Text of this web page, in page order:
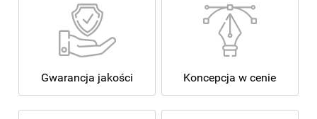
Gwarancja jakości Koncepcja w cenie